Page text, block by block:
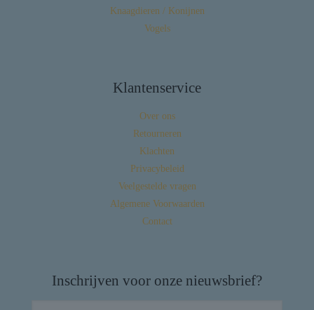
Knaagdieren / Konijnen
Vogels
Klantenservice
Over ons
Retourneren
Klachten
Privacybeleid
Veelgestelde vragen
Algemene Voorwaarden
Contact
Inschrijven voor onze nieuwsbrief?